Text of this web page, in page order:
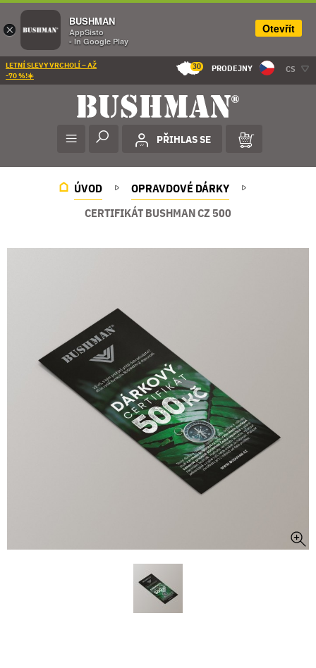
LETNÍ SLEVY VRCHOLÍ – AŽ
-70 %!☀️
30 PRODEJNY CS
PŘIHLAS SE
ÚVOD
OPRAVDOVÉ DÁRKY
CERTIFIKÁT BUSHMAN CZ 500
×
BUSHMAN
AppSisto
- In Google Play
Otevřít